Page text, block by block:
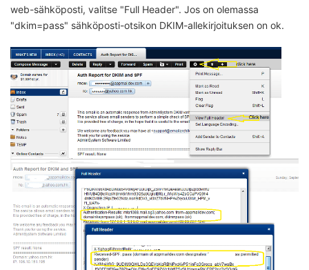
web-sähköposti, valitse "Full Header". Jos on olemassa
"dkim=pass" sähköposti-otsikon DKIM-allekirjoituksen on ok.